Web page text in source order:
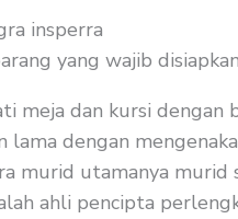
insperra
yang wajib
meja dan kursi
dengan
murid utamanya murid
ahli pencipta